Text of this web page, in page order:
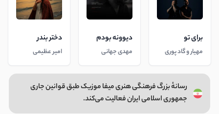
برای تو
مهیار و گاد پوری
دیوونه بودم
مهدی جهانی
دختر بندر
امیر عظیمی
رسانهٔ بزرگ فرهنگی هنری میفا موزیک طبق قوانین جاری
جمهوری اسلامی ایران فعالیت می‌کند.